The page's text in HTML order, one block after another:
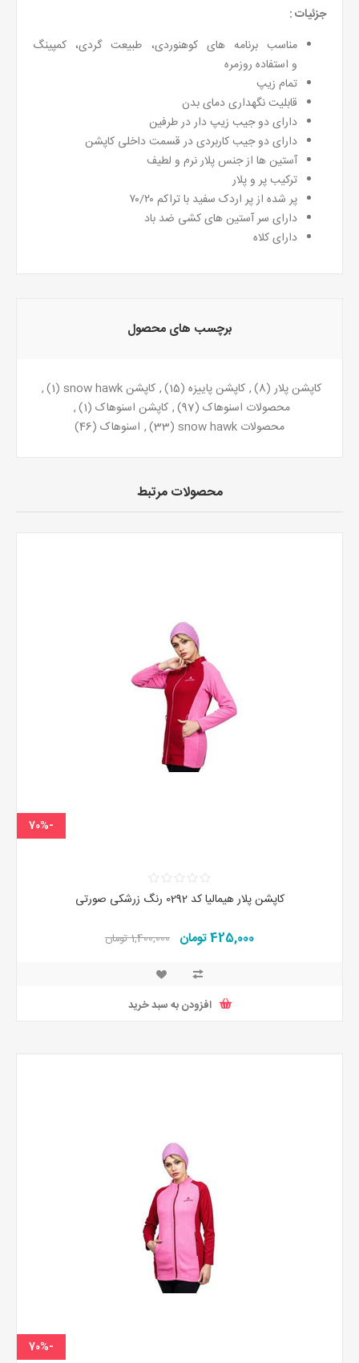
جزئیات :
مناسب برنامه های کوهنوردی، طبیعت گردی، کمپینگ
و استفاده روزمره
تمام زیپ
قابلیت نگهداری دمای بدن
دارای دو جیب زیپ دار در طرفین
دارای دو جیب کاربردی در قسمت داخلی کاپشن
آستین ها از جنس پلار نرم و لطیف
ترکیب پر و پلار
پر شده از پر اردک سفید با تراکم ٧٠/٢٠
دارای سر آستین های کشی ضد باد
دارای کلاه
برچسب های محصول
کاپشن پلار (8)
, کاپشن پاییزه (15)
, کاپشن snow hawk (1)
,
محصولات اسنوهاک (97)
, کاپشن اسنوهاک (1)
,
محصولات snow hawk
(33)
, اسنوهاک (46)
محصولات مرتبط
-70%
کاپشن پلار هیمالیا کد 0292 رنگ زرشکی صورتی
425,000 تومان 1,400,000 تومان
افزودن به سبد خرید
-70%